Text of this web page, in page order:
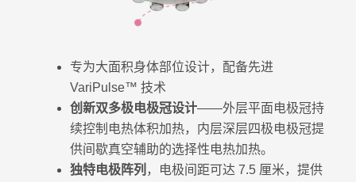
专为大面积身体部位设计，配备先进
VariPulse™ 技术
创新双多极电极冠设计——外层平面电极冠持
续控制电热体积加热，内层深层四极电极冠提
供间歇真空辅助的选择性电热加热。
独特电极阵列 ，电极间距可达 7.5 厘米，提供